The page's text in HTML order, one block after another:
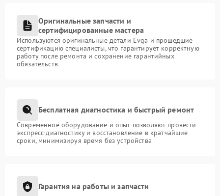
Оригинальные запчасти и
сертифицированные мастера
Используются оригинальные детали Evga и прошедшие
сертификацию специалисты, что гарантирует корректную
работу после ремонта и сохранение гарантийных
обязательств
Бесплатная диагностика и быстрый ремонт
Современное оборудование и опыт позволяют провести
экспресс-диагностику и восстановление в кратчайшие
сроки, минимизируя время без устройства
Гарантия на работы и запчасти